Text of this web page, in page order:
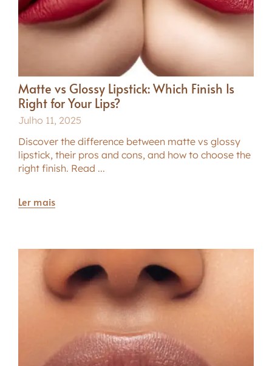
Matte vs Glossy Lipstick: Which Finish Is
Right for Your Lips?
Julho 11, 2025
Discover the difference between matte vs glossy
lipstick, their pros and cons, and how to choose the
right finish. Read ...
Ler mais